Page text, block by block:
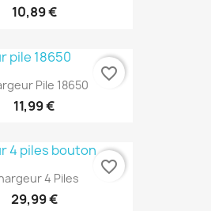
10,89 €
Pile 18650
11,99 €
favorite_border
4 Piles
29,99 €
favorite_border